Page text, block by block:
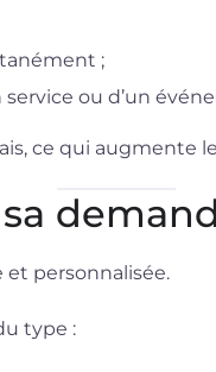
;
service ou d’un
ce qui augmente
personnalisée.
type :